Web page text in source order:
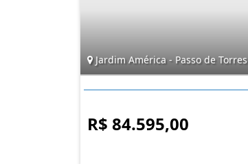
Jardim América - Passo de Torres
R$ 84.595,00